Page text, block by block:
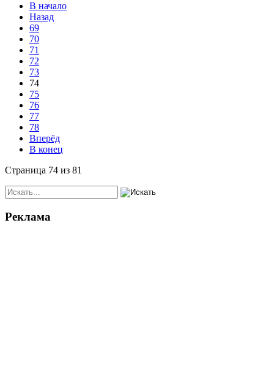
В начало
Назад
69
70
71
72
73
74
75
76
77
78
Вперёд
В конец
Страница 74 из 81
Реклама